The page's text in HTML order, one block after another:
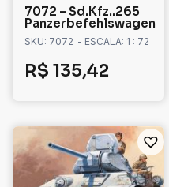
7072 – Sd.Kfz..265
Panzerbefehlswagen
SKU: 7072 - ESCALA: 1 : 72
R$ 135,42